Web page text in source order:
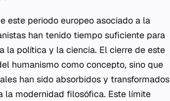
este periodo europeo asociado a la
han tenido tiempo suficiente para
la política y la ciencia. El cierre de este
humanismo como concepto, sino que
han sido absorbidos y transformados
la modernidad filosófica. Este límite